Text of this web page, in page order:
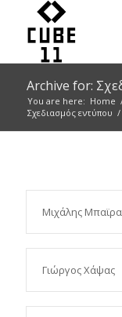
Archive for:
You are here: Home
Σχεδιασμός εντύπου /
Μιχάλης
Γιώργος Χάψας